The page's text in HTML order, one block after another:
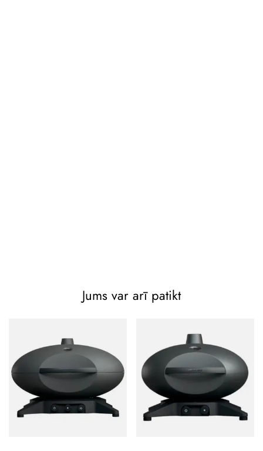
Jums var arī patikt